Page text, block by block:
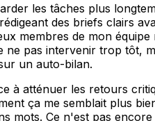
les tâches plus
des briefs clairs
membres de mon
pas intervenir trop tôt,
un auto-bilan.
à atténuer les retours
ça me semblait plus
mots. Ce n'est pas